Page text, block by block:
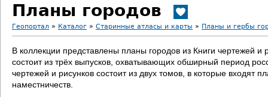
Планы городов
В
ы
Геопортал » Каталог » Старинные атласы и карты » Планы и гербы
В коллекции представлены планы городов из Книги чертежей
состоит из трёх выпусков, охватывающих обширный период
чертежей и рисунков состоит из двух томов, в которые входят
наместничеств.